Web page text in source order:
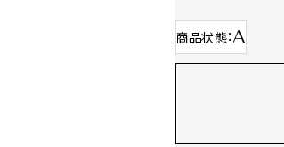
商品状態 A